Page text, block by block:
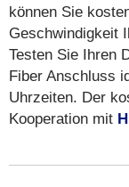
können Sie
Geschwindigkeit
Testen Sie Ihren
Fiber Anschluss
Uhrzeiten. Der
Kooperation mit